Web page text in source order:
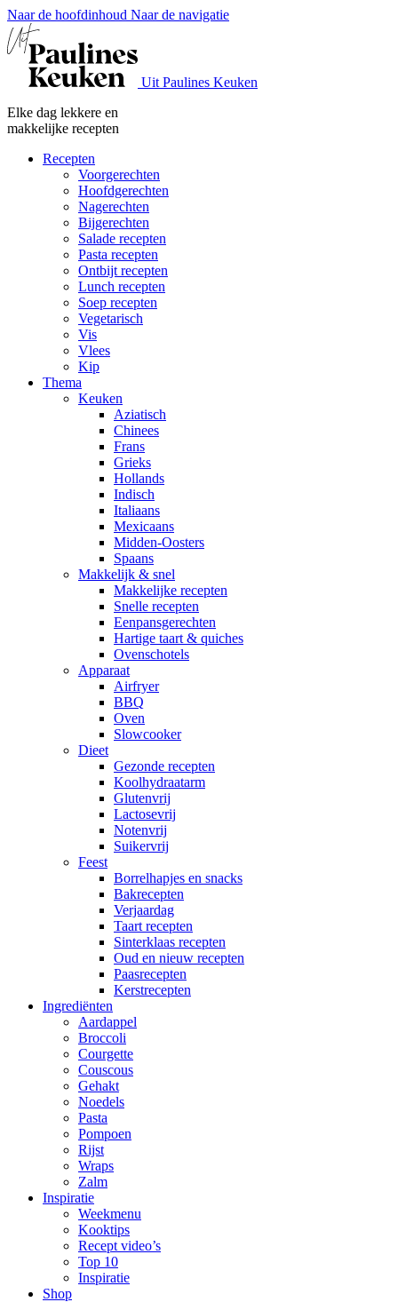
Naar de hoofdinhoud Naar de navigatie
Uit Paulines Keuken
Elke dag lekkere en
makkelijke recepten
Recepten
Voorgerechten
Hoofdgerechten
Nagerechten
Bijgerechten
Salade recepten
Pasta recepten
Ontbijt recepten
Lunch recepten
Soep recepten
Vegetarisch
Vis
Vlees
Kip
Thema
Keuken
Aziatisch
Chinees
Frans
Grieks
Hollands
Indisch
Italiaans
Mexicaans
Midden-Oosters
Spaans
Makkelijk & snel
Makkelijke recepten
Snelle recepten
Eenpansgerechten
Hartige taart & quiches
Ovenschotels
Apparaat
Airfryer
BBQ
Oven
Slowcooker
Dieet
Gezonde recepten
Koolhydraatarm
Glutenvrij
Lactosevrij
Notenvrij
Suikervrij
Feest
Borrelhapjes en snacks
Bakrecepten
Verjaardag
Taart recepten
Sinterklaas recepten
Oud en nieuw recepten
Paasrecepten
Kerstrecepten
Ingrediënten
Aardappel
Broccoli
Courgette
Couscous
Gehakt
Noedels
Pasta
Pompoen
Rijst
Wraps
Zalm
Inspiratie
Weekmenu
Kooktips
Recept video’s
Top 10
Inspiratie
Shop